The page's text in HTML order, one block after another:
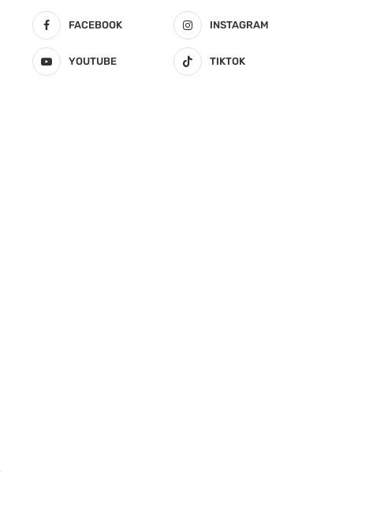
FACEBOOK INSTAGRAM
YOUTUBE TIKTOK